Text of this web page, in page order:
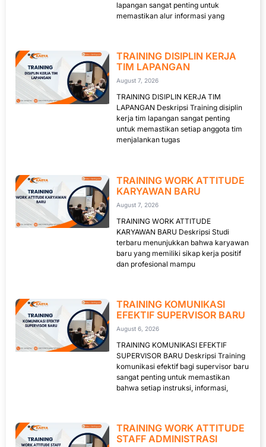
lapangan sangat penting untuk
memastikan alur informasi yang
TRAINING DISIPLIN KERJA
TIM LAPANGAN
August 7, 2026
TRAINING DISIPLIN KERJA TIM
LAPANGAN Deskripsi Training disiplin
kerja tim lapangan sangat penting
untuk memastikan setiap anggota tim
menjalankan tugas
TRAINING WORK ATTITUDE
KARYAWAN BARU
August 7, 2026
TRAINING WORK ATTITUDE
KARYAWAN BARU Deskripsi Studi
terbaru menunjukkan bahwa karyawan
baru yang memiliki sikap kerja positif
dan profesional mampu
TRAINING KOMUNIKASI
EFEKTIF SUPERVISOR BARU
August 6, 2026
TRAINING KOMUNIKASI EFEKTIF
SUPERVISOR BARU Deskripsi Training
komunikasi efektif bagi supervisor baru
sangat penting untuk memastikan
bahwa setiap instruksi, informasi,
TRAINING WORK ATTITUDE
STAFF ADMINISTRASI